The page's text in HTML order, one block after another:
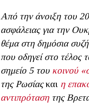
Από την άνοιξη του
ασφάλειας για την
θέμα στη δημόσια
που οδηγεί στο
σημείο 5 του κοινού
της Ρωσίαςκαι η
αντιπρότασητης